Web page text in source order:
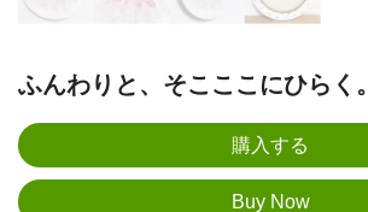
ふんわりと、そこここにひらく。